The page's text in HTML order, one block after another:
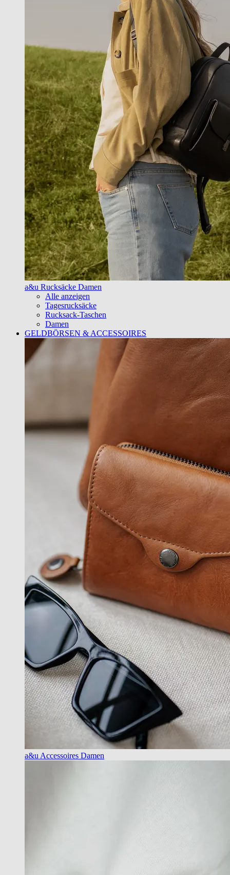
a&u Rucksäcke Damen
Alle anzeigen
Tagesrucksäcke
Rucksack-Taschen
Damen
GELDBÖRSEN & ACCESSOIRES
a&u Accessoires Damen